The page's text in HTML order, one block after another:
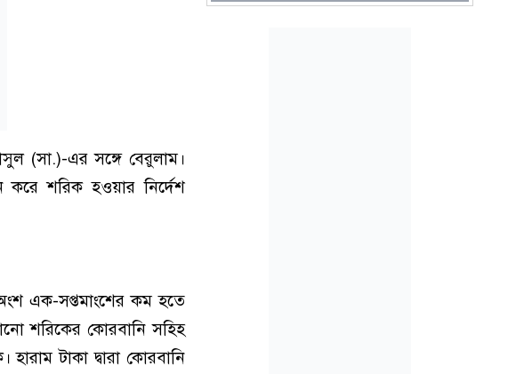
(সা.)-এর সঙ্গে বেরুলাম।
শরিক হওয়ার নির্দেশ
এক-সপ্তমাংশের কম হতে
শরিকের কোরবানি সহিহ
টাকা দ্বারা কোরবানি